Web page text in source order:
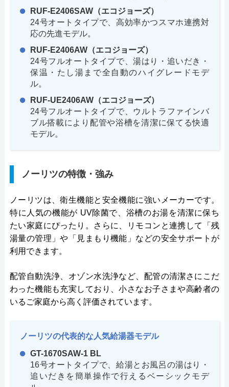
RUF-E2406SAW（エコジョーズ）
24号オートタイプで、高効率かつスマホ連携対
応の先進モデル。
RUF-E2406AW（エコジョーズ）
24号フルオートタイプで、湯はり・追いだき・
保温・たし湯まで全自動のハイグレードモデ
ル。
RUF-UE2406AW（エコジョーズ）
24号フルオートタイプで、ウルトラファインバ
ブル搭載により配管や浴槽を清潔に保てる快適
モデル。
ノーリツの特徴・強み
ノーリツは、衛生機能と安全機能に強いメーカーです。
特に人気の機能が UV除菌で、浴槽のお湯を清潔に保ち
たい家庭にぴったり。さらに、リモコンと連携して「残
湯量の管理」や「見まもり機能」などの安全サポートが
利用できます。
配管自動洗浄、オゾン水洗浄など、配管の清潔さにこだ
わった機能も充実しており、小さなお子さまや高齢者の
いるご家庭から高く評価されています。
ノーリツの代表的な人気給湯器モデル
GT-1670SAW-1 BL
16号オートタイプで、給湯とお風呂の湯はり・
追いだきを簡単操作で行えるベーシックモデ